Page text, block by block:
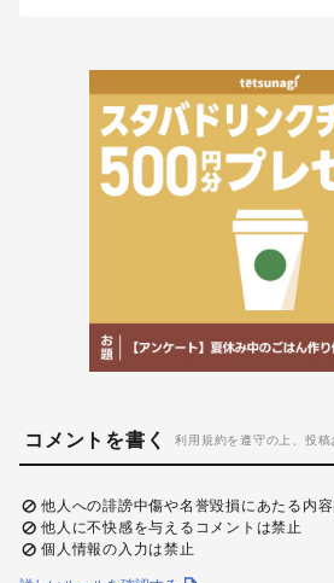
コメントを書く 利用規約を遵守の上、投稿
他人への誹謗中傷や名誉毀損にあたる内
他人に不快感を与えるコメントは禁止
個人情報の入力は禁止